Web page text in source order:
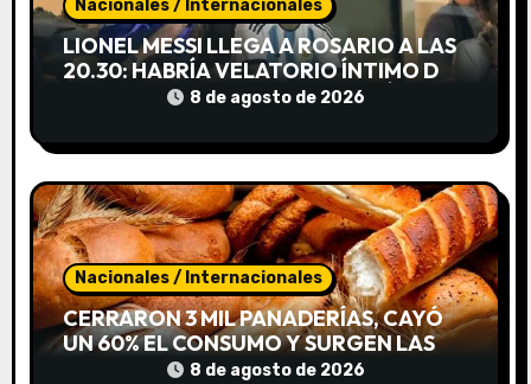
e
r
a
d
a
s
Nacionales / Internacionales
LIONEL MESSI LLEGA A ROSARIO A LAS
20.30: HABRÍA VELATORIO ÍNTIMO DE
JORGE MESSI, SIN ACCESO AL PÚBLICO
8 de agosto de 2026
Nacionales / Internacionales
CERRARON 3 MIL PANADERÍAS, CAYÓ
UN 60% EL CONSUMO Y SURGEN LAS
«CUEVAS DE PAN»8 de agosto de 2026